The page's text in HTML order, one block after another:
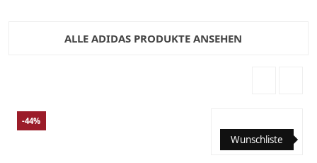
ALLE ADIDAS PRODUKTE ANSEHEN
Wunschliste
-44%